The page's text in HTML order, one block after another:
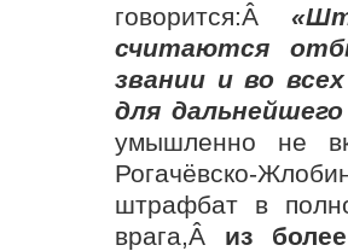
говорится:Â
считаются
звании и во
для
умышленно не
Рогачёвско-
штрафбат в
врага,Â из